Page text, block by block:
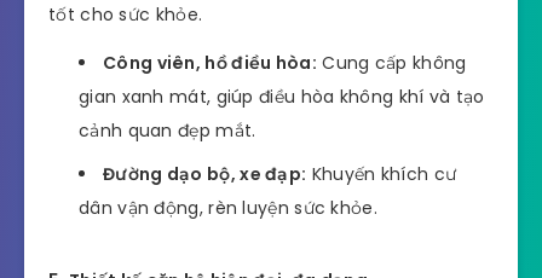
tốt cho sức khỏe.
Công viên, hồ điều hòa: Cung cấp không
gian xanh mát, giúp điều hòa không khí và tạo
cảnh quan đẹp mắt.
Đường dạo bộ, xe đạp: Khuyến khích cư
dân vận động, rèn luyện sức khỏe.